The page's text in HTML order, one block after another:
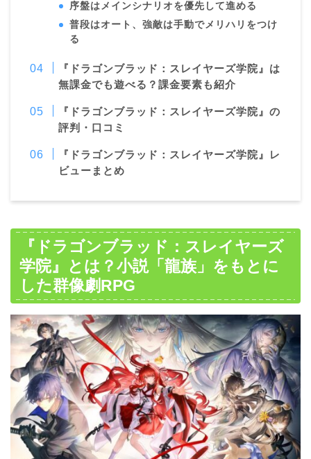
序盤はメインシナリオを優先して進める
普段はオート、強敵は手動でメリハリをつけ
る
『ドラゴンブラッド：スレイヤーズ学院』は
無課金でも遊べる？課金要素も紹介
『ドラゴンブラッド：スレイヤーズ学院』の
評判・口コミ
『ドラゴンブラッド：スレイヤーズ学院』レ
ビューまとめ
『ドラゴンブラッド：スレイヤーズ
学院』とは？小説「龍族」をもとに
した群像劇RPG